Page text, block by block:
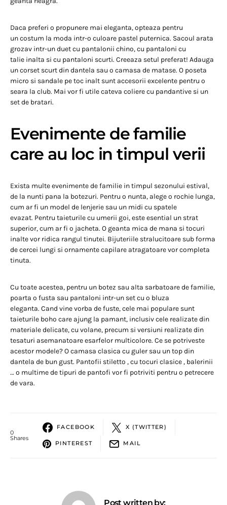
Daca preferi o propunere mai eleganta, opteaza pentru
un costum la moda intr-o culoare pastel puternica. Sacoul arata
grozav intr-un duet cu pantalonii chino, cu pantaloni cu
talie inalta si cu pantaloni scurti. Creeaza setul preferat! Adauga
un corset scurt din dantela sau o camasa de matase. O poseta
micro si sandale pe toc inalt sunt accesorii excelente pentru o
seara la club. Mai vor fi utile cateva coliere cu pandantive si un
set de bratari.
Evenimente de familie
care au loc in timpul verii
Exista multe evenimente de familie in timpul sezonului estival,
de la nunti pana la botezuri. Pentru o nunta, alege o rochie lunga,
cum ar fi un model de lenjerie sau un midi cu spatele
evazat. Pentru taieturile cu umerii goi, este esential un strat
superior, cum ar fi o jacheta. O geanta mica de mana si tocuri
inalte vor ridica rangul tinutei. Bijuteriile stralucitoare sub forma
de cercei lungi si ornamente capilare atragatoare vor completa
tinuta.
Cu toate acestea, pentru un botez sau alta sarbatoare de familie,
poarta o fusta sau pantaloni intr-un set cu o bluza
eleganta. Cand vine vorba de fuste, cele mai populare sunt
taieturile boho care ajung la pamant, inclusiv cele realizate din
materiale delicate, cu volane, precum si versiuni realizate din
tesaturi asemanatoare esarfelor multicolore. Ce se potriveste
acestor modele? O camasa clasica cu guler sau un top din
dantela de bun gust. Pantofii stiletto , cu tocuri clasice , balerinii
… o multime de tipuri de pantofi vor fi potriviti pentru o petrecere
de vara.
0
Shares
FACEBOOK X (TWITTER)
PINTEREST MAIL
Post written by: